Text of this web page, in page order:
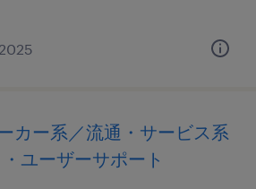
カー系／流通・サービス系
ユーザーサポート